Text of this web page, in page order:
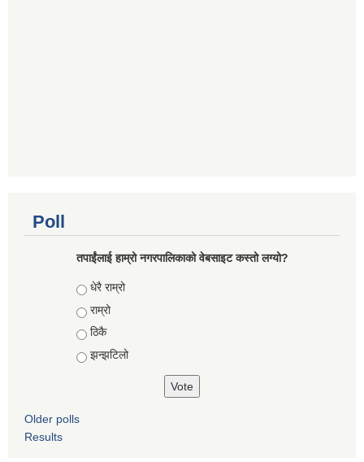
Poll
तपाईंलाई हाम्रो नगरपालिकाको वेबसाइट कस्तो लग्यो?
Choices
धेरै राम्रो
राम्रो
ठिकै
झन्झटिलो
Older polls
Results